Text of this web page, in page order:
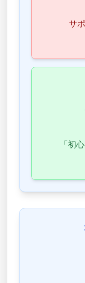
サ
「初